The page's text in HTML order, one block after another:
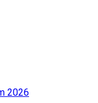
2026